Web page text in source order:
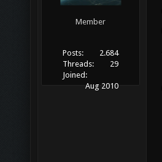
Member
Posts:
2.684
Threads:
29
Joined:
Aug 2010